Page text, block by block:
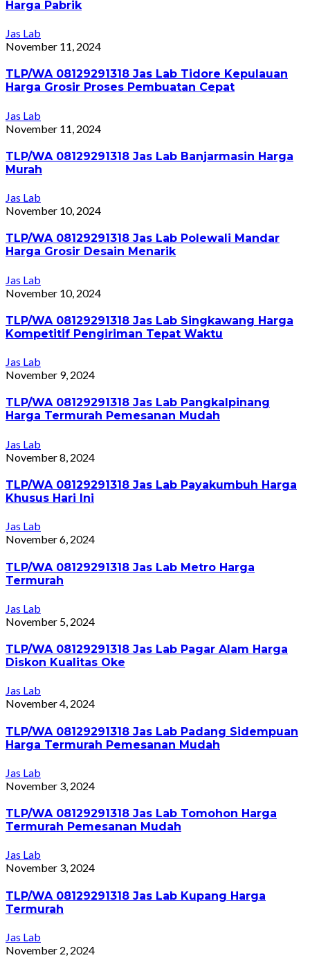
Harga Pabrik
Jas Lab
November 11, 2024
TLP/WA 08129291318 Jas Lab Tidore Kepulauan
Harga Grosir Proses Pembuatan Cepat
Jas Lab
November 11, 2024
TLP/WA 08129291318 Jas Lab Banjarmasin Harga
Murah
Jas Lab
November 10, 2024
TLP/WA 08129291318 Jas Lab Polewali Mandar
Harga Grosir Desain Menarik
Jas Lab
November 10, 2024
TLP/WA 08129291318 Jas Lab Singkawang Harga
Kompetitif Pengiriman Tepat Waktu
Jas Lab
November 9, 2024
TLP/WA 08129291318 Jas Lab Pangkalpinang
Harga Termurah Pemesanan Mudah
Jas Lab
November 8, 2024
TLP/WA 08129291318 Jas Lab Payakumbuh Harga
Khusus Hari Ini
Jas Lab
November 6, 2024
TLP/WA 08129291318 Jas Lab Metro Harga
Termurah
Jas Lab
November 5, 2024
TLP/WA 08129291318 Jas Lab Pagar Alam Harga
Diskon Kualitas Oke
Jas Lab
November 4, 2024
TLP/WA 08129291318 Jas Lab Padang Sidempuan
Harga Termurah Pemesanan Mudah
Jas Lab
November 3, 2024
TLP/WA 08129291318 Jas Lab Tomohon Harga
Termurah Pemesanan Mudah
Jas Lab
November 3, 2024
TLP/WA 08129291318 Jas Lab Kupang Harga
Termurah
Jas Lab
November 2, 2024